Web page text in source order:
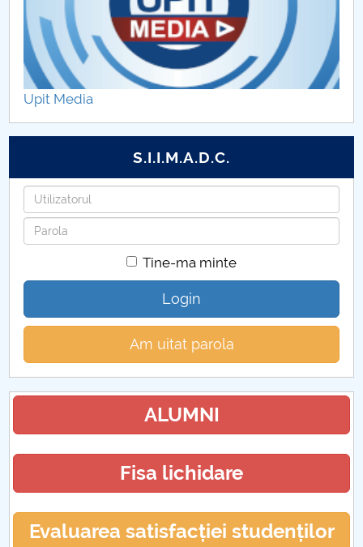
Programul orelor de consultații
Îndrumare ani studii
Organizare practică
Cercetare științifică
Upit Media
S.I.I.M.A.D.C.
Utilizatorul
Parola
Tine-ma minte
Login
Am uitat parola
ALUMNI
Fisa lichidare
Evaluarea satisfacției studenților